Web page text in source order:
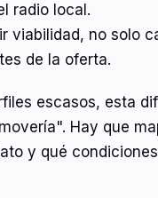
radio local.
viabilidad, no solo
de la oferta.
escasos, esta
Hay que
y qué